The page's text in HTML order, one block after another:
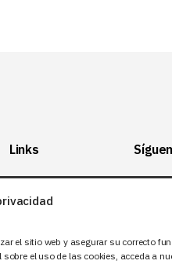
el sitio web y asegurar su correcto
el uso de las cookies, acceda a
Links
Mapa del Sitio
Aviso legal
privacidad